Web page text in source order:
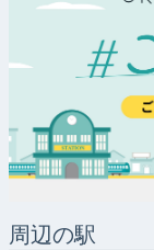
周辺の駅